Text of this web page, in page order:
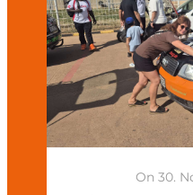
On 30.